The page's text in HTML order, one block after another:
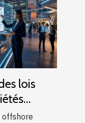
lois
offshore